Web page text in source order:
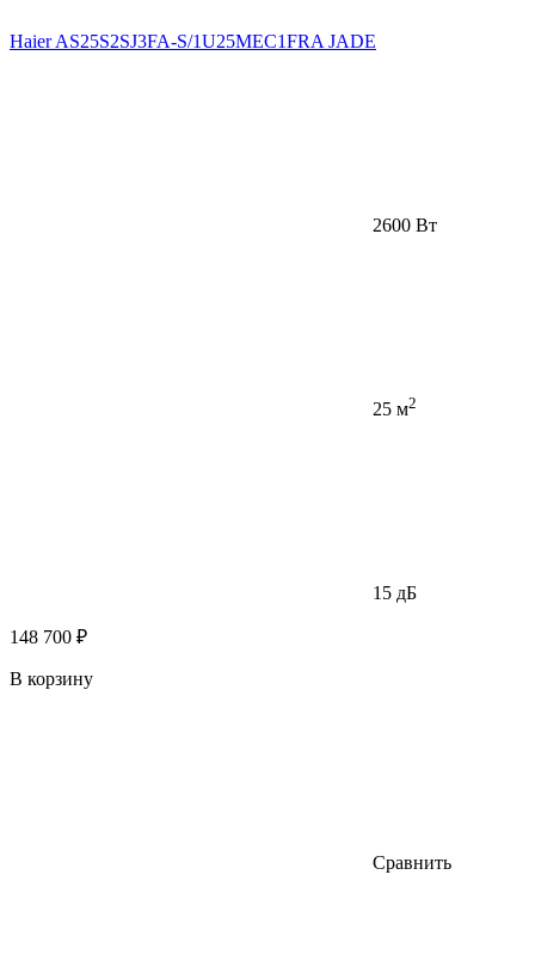
Haier AS25S2SJ3FA-S/1U25MEC1FRA JADE
2600 Вт
25 м2
15 дБ
148 700 ₽
В корзину
Сравнить